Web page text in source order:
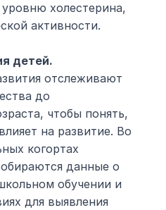
холестерина,
активности.
детей.
отслеживают
до
чтобы понять,
на развитие. Во
когортах
данные о
обучении и
для выявления